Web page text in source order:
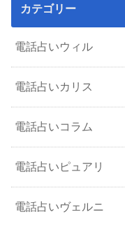
カテゴリー
電話占いウィル
電話占いカリス
電話占いコラム
電話占いピュアリ
電話占いヴェルニ